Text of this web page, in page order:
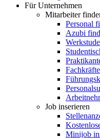
Für Unternehmen
Mitarbeiter
Personal
Azubi
Job inserieren
Minijob